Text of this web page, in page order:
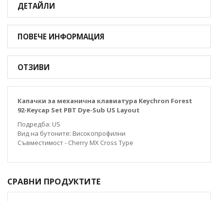
ДЕТАЙЛИ
ПОВЕЧЕ ИНФОРМАЦИЯ
ОТЗИВИ
Капачки за механична клавиатура Keychron Forest
92-Keycap Set PBT Dye-Sub US Layout
Подредба: US
Вид на бутоните: Високопрофилни
Съвместимост - Cherry MX Cross Type
СРАВНИ ПРОДУКТИТЕ